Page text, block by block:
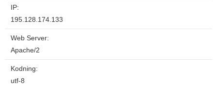
IP:
195.128.174.133
Web Server:
Apache/2
Kodning:
utf-8